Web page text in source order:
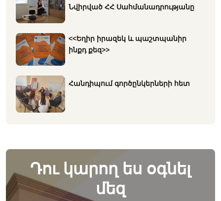
Նվիրված ՀՀ Սահմանադրությանը
<<Եղիր իրազեկ և պաշտպանիր
ինքդ քեզ>>
Հանդիպում գործընկերների հետ
Դու կարող ես օգնել
մեզ